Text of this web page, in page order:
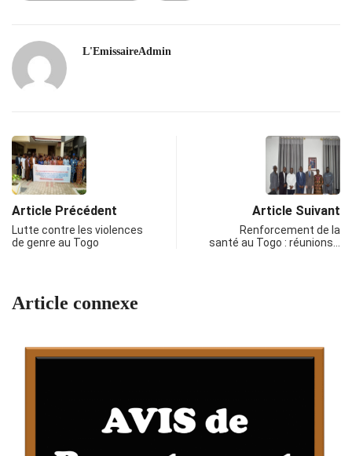
L'EmissaireAdmin
Article Précédent
Lutte contre les violences
de genre au Togo
Article Suivant
Renforcement de la
santé au Togo : réunions…
Article connexe